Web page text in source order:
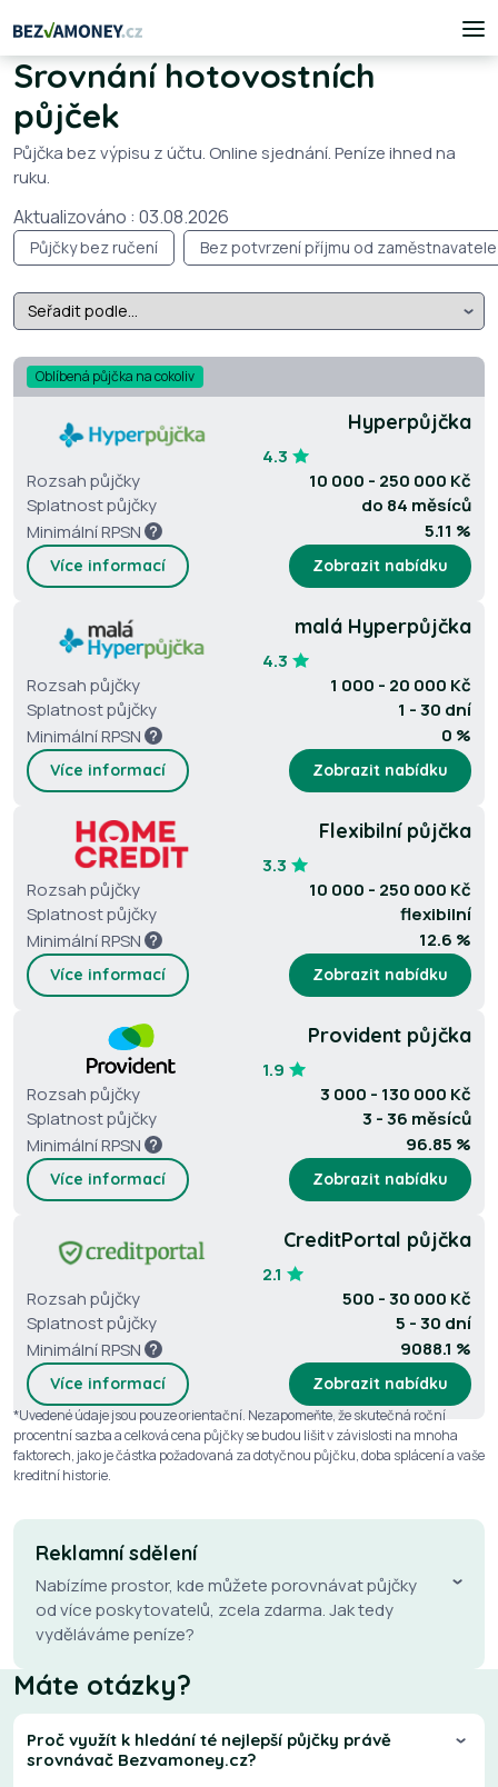
Srovnání hotovostních
půjček
Půjčka bez výpisu z účtu. Online sjednání. Peníze ihned na
ruku.
Aktualizováno : 03.08.2026
Půjčky bez ručení Bez potvrzení příjmu od zaměstnavatele
Oblíbená půjčka na cokoliv
Hyperpůjčka
4.3
Rozsah půjčky
10 000 - 250 000 Kč
Splatnost půjčky
do 84 měsíců
Minimální RPSN
5.11 %
Více informací Zobrazit nabídku
malá Hyperpůjčka
4.3
Rozsah půjčky
1 000 - 20 000 Kč
Splatnost půjčky
1 - 30 dní
Minimální RPSN
0 %
Více informací Zobrazit nabídku
Flexibilní půjčka
3.3
Rozsah půjčky
10 000 - 250 000 Kč
Splatnost půjčky
flexibilní
Minimální RPSN
12.6 %
Více informací Zobrazit nabídku
Provident půjčka
1.9
Rozsah půjčky
3 000 - 130 000 Kč
Splatnost půjčky
3 - 36 měsíců
Minimální RPSN
96.85 %
Více informací Zobrazit nabídku
CreditPortal půjčka
2.1
Rozsah půjčky
500 - 30 000 Kč
Splatnost půjčky
5 - 30 dní
Minimální RPSN
9088.1 %
Více informací Zobrazit nabídku
*Uvedené údaje jsou pouze orientační. Nezapomeňte, že skutečná roční
procentní sazba a celková cena půjčky se budou lišit v závislosti na mnoha
faktorech, jako je částka požadovaná za dotyčnou půjčku, doba splácení a vaše
kreditní historie.
Reklamní sdělení
Nabízíme prostor, kde můžete porovnávat půjčky
od více poskytovatelů, zcela zdarma. Jak tedy
vyděláváme peníze?
Máte otázky?
Proč využít k hledání té nejlepší půjčky právě
srovnávač Bezvamoney.cz?